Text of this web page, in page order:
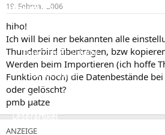
Forum
Aktuelles
Empfohlene Inhalte
Neue Beiträge
Neueste Aktivitäten
Leserartikel
e
r
t
m
19. Februar 2006
hiho!
Ich will bei ner bekannten alle
Thunderbird übertragen, bzw
Werden beim Importieren (ich hoffe
Funktion noch) die Datenbestände
oder gelöscht?
pmb µatze